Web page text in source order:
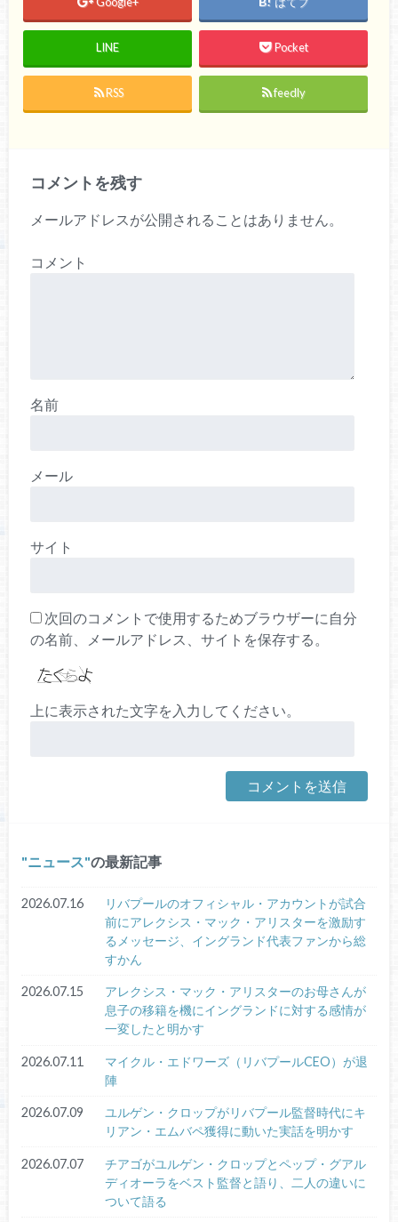
LINE Pocket
RSS feedly
コメントを残す
メールアドレスが公開されることはありません。
コメント
名前
メール
サイト
次回のコメントで使用するためブラウザーに自分
の名前、メールアドレス、サイトを保存する。
上に表示された文字を入力してください。
ニュース の最新記事
2026.07.16
リバプールのオフィシャル・アカウントが試合
前にアレクシス・マック・アリスターを激励す
るメッセージ、イングランド代表ファンから総
すかん
2026.07.15
アレクシス・マック・アリスターのお母さんが
息子の移籍を機にイングランドに対する感情が
一変したと明かす
2026.07.11
マイクル・エドワーズ（リバプールCEO）が退
陣
2026.07.09
ユルゲン・クロップがリバプール監督時代にキ
リアン・エムバペ獲得に動いた実話を明かす
2026.07.07
チアゴがユルゲン・クロップとペップ・グアル
ディオーラをベスト監督と語り、二人の違いに
ついて語る